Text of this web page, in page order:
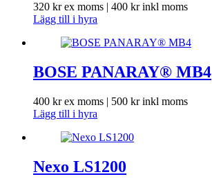
320 krex moms | 400 krinkl moms
Lägg till i hyra
BOSE PANARAY® MB4
400 krex moms | 500 krinkl moms
Lägg till i hyra
Nexo LS1200